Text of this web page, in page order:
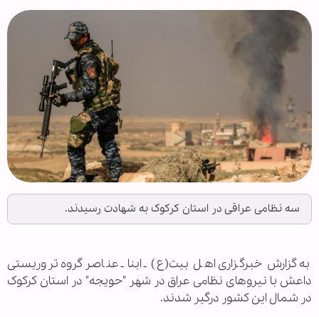
سه نظامی عراقی در استان کرکوک به شهادت رسیدند.
به گزارش خبرگزاری اهل بیت(ع) ـ ابنا ـ عناصر گروه تروریستی
داعش با نیروهای نظامی عراق در شهر "حویجه" در استان کرکوک
در شمال این کشور درگیر شدند.